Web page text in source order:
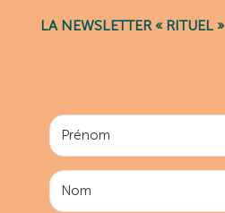
LA NEWSLETTER « RITUEL »